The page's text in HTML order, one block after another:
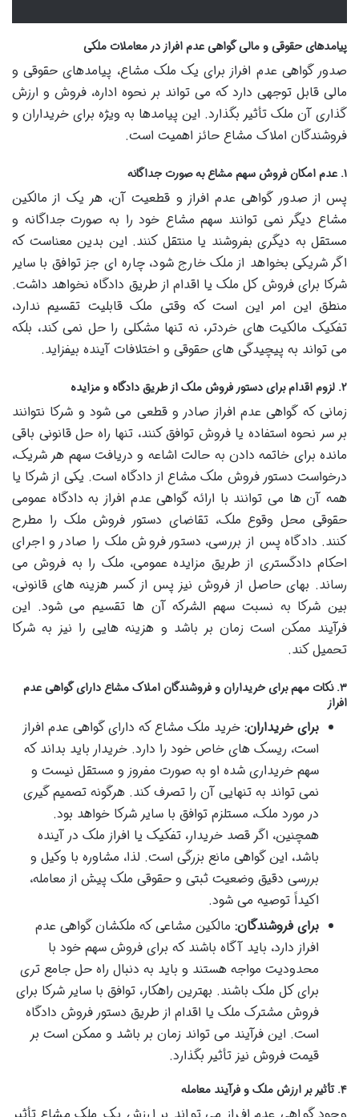
پیامدهای حقوقی و مالی گواهی عدم افراز در معاملات ملکی
صدور گواهی عدم افراز برای یک ملک مشاع، پیامدهای حقوقی و
مالی قابل توجهی دارد که می تواند بر نحوه اداره، فروش و ارزش
گذاری آن ملک تأثیر بگذارد. این پیامدها به ویژه برای خریداران و
فروشندگان املاک مشاع حائز اهمیت است.
۱. عدم امکان فروش سهم مشاع به صورت جداگانه
پس از صدور گواهی عدم افراز و قطعیت آن، هر یک از مالکین
مشاع دیگر نمی توانند سهم مشاع خود را به صورت جداگانه و
مستقل به دیگری بفروشند یا منتقل کنند. این بدین معناست که
اگر شریکی بخواهد از ملک خارج شود، چاره ای جز توافق با سایر
شرکا برای فروش کل ملک یا اقدام از طریق دادگاه نخواهد داشت.
منطق این امر این است که وقتی ملک قابلیت تقسیم ندارد،
تفکیک مالکیت های خردتر، نه تنها مشکلی را حل نمی کند، بلکه
می تواند به پیچیدگی های حقوقی و اختلافات آینده بیفزاید.
۲. لزوم اقدام برای دستور فروش ملک از طریق دادگاه و مزایده
زمانی که گواهی عدم افراز صادر و قطعی می شود و شرکا نتوانند
بر سر نحوه استفاده یا فروش توافق کنند، تنها راه حل قانونی باقی
مانده برای خاتمه دادن به حالت اشاعه و دریافت سهم هر شریک،
درخواست دستور فروش ملک مشاع از دادگاه است. یکی از شرکا یا
همه آن ها می توانند با ارائه گواهی عدم افراز به دادگاه عمومی
حقوقی محل وقوع ملک، تقاضای دستور فروش ملک را مطرح
کنند. دادگاه پس از بررسی، دستور فروش ملک را صادر و اجرای
احکام دادگستری از طریق مزایده عمومی، ملک را به فروش می
رساند. بهای حاصل از فروش نیز پس از کسر هزینه های قانونی،
بین شرکا به نسبت سهم الشرکه آن ها تقسیم می شود. این
فرآیند ممکن است زمان بر باشد و هزینه هایی را نیز به شرکا
تحمیل کند.
۳. نکات مهم برای خریداران و فروشندگان املاک مشاع دارای گواهی عدم
افراز
برای خریداران: خرید ملک مشاع که دارای گواهی عدم افراز
است، ریسک های خاص خود را دارد. خریدار باید بداند که
سهم خریداری شده او به صورت مفروز و مستقل نیست و
نمی تواند به تنهایی آن را تصرف کند. هرگونه تصمیم گیری
در مورد ملک، مستلزم توافق با سایر شرکا خواهد بود.
همچنین، اگر قصد خریدار، تفکیک یا افراز ملک در آینده
باشد، این گواهی مانع بزرگی است. لذا، مشاوره با وکیل و
بررسی دقیق وضعیت ثبتی و حقوقی ملک پیش از معامله،
اکیداً توصیه می شود.
برای فروشندگان: مالکین مشاعی که ملکشان گواهی عدم
افراز دارد، باید آگاه باشند که برای فروش سهم خود با
محدودیت مواجه هستند و باید به دنبال راه حل جامع تری
برای کل ملک باشند. بهترین راهکار، توافق با سایر شرکا برای
فروش مشترک ملک یا اقدام از طریق دستور فروش دادگاه
است. این فرآیند می تواند زمان بر باشد و ممکن است بر
قیمت فروش نیز تأثیر بگذارد.
۴. تأثیر بر ارزش ملک و فرآیند معامله